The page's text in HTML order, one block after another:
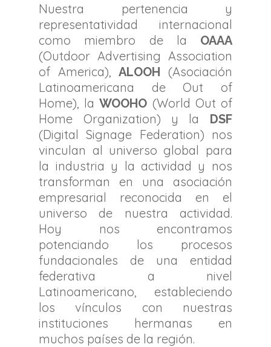
Nuestra pertenencia y
representatividad internacional
como miembro de la OAAA
(Outdoor Advertising Association
of America),ALOOH (Asociación
Latinoamericana de Out of
Home), laWOOHO (World Out of
Home Organization) y la DSF
(Digital Signage Federation) nos
vinculan al universo global para
la industria y la actividad y nos
transforman en una asociación
empresarial reconocida en el
universo de nuestra actividad.
Hoy nos encontramos
potenciando los procesos
fundacionales de una entidad
federativa a nivel
Latinoamericano, estableciendo
los vínculos con nuestras
instituciones hermanas en
muchos países de la región.